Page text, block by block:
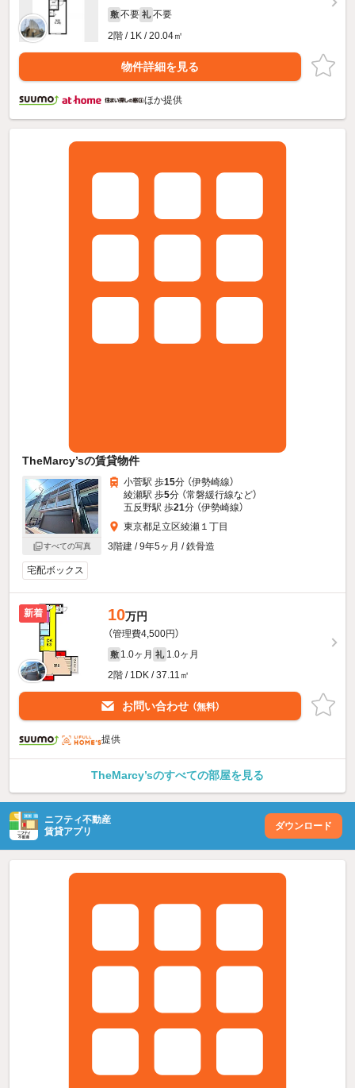
敷 不要 礼 不要
2階 / 1K / 20.04㎡
物件詳細を見る
ほか提供
TheMarcy’sの賃貸物件
すべての写真
小菅駅 歩15分 （伊勢崎線）
綾瀬駅 歩5分 （常磐緩行線など）
五反野駅 歩21分 （伊勢崎線）
東京都足立区綾瀬１丁目
3階建 / 9年5ヶ月 / 鉄骨造
宅配ボックス
新着 10万円
（管理費4,500円）
敷 1.0ヶ月 礼 1.0ヶ月
2階 / 1DK / 37.11㎡
お問い合わせ （無料）
提供
TheMarcy’sのすべての部屋を見る
ニフティ不動産
賃貸アプリ
ダウンロード